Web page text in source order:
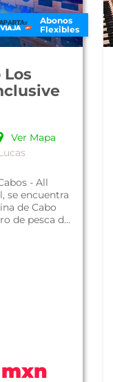
Abonos
Flexibles
Ver Mapa
- All
se encuentra
de Cabo
de pesca d...